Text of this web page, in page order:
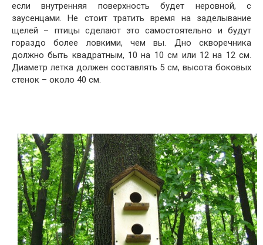
если внутренняя поверхность будет неровной, с
заусенцами. Не стоит тратить время на заделывание
щелей – птицы сделают это самостоятельно и будут
гораздо более ловкими, чем вы. Дно скворечника
должно быть квадратным, 10 на 10 см или 12 на 12 см.
Диаметр летка должен составлять 5 см, высота боковых
стенок – около 40 см.